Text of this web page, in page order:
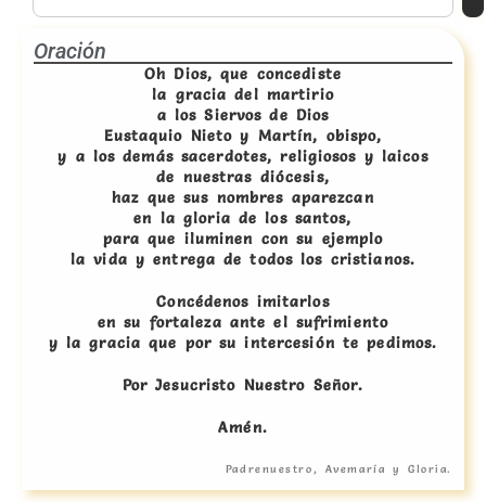
Oración
Oh Dios, que concediste
la gracia del martirio
a los Siervos de Dios
Eustaquio Nieto y Martín, obispo,
y a los demás sacerdotes, religiosos y laicos
de nuestras diócesis,
haz que sus nombres aparezcan
en la gloria de los santos,
para que iluminen con su ejemplo
la vida y entrega de todos los cristianos.
Concédenos imitarlos
en su fortaleza ante el sufrimiento
y la gracia que por su intercesión te pedimos.
Por Jesucristo Nuestro Señor.
Amén.
Padrenuestro, Avemaría y Gloria.